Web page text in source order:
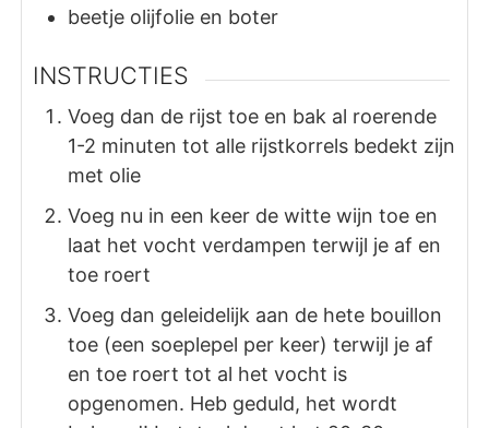
beetje olijfolie en boter
INSTRUCTIES
Voeg dan de rijst toe en bak al roerende
1-2 minuten tot alle rijstkorrels bedekt zijn
met olie
Voeg nu in een keer de witte wijn toe en
laat het vocht verdampen terwijl je af en
toe roert
Voeg dan geleidelijk aan de hete bouillon
toe (een soeplepel per keer) terwijl je af
en toe roert tot al het vocht is
opgenomen. Heb geduld, het wordt